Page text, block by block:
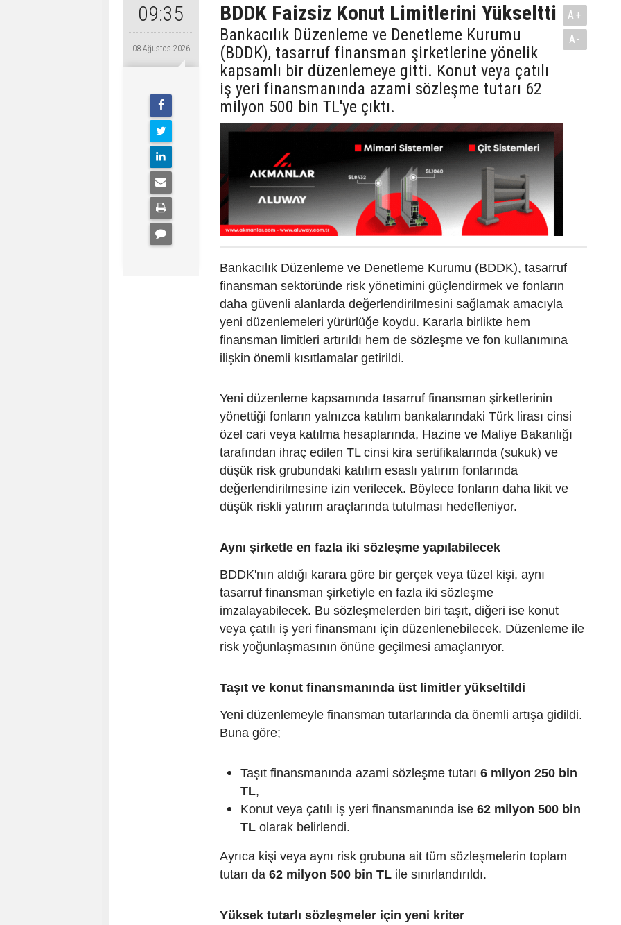
09:35
08 Ağustos 2026
BDDK Faizsiz Konut Limitlerini Yükseltti
Bankacılık Düzenleme ve Denetleme Kurumu
(BDDK), tasarruf finansman şirketlerine yönelik
kapsamlı bir düzenlemeye gitti. Konut veya çatılı
iş yeri finansmanında azami sözleşme tutarı 62
milyon 500 bin TL'ye çıktı.
A+
A-
Bankacılık Düzenleme ve Denetleme Kurumu (BDDK), tasarruf
finansman sektöründe risk yönetimini güçlendirmek ve fonların
daha güvenli alanlarda değerlendirilmesini sağlamak amacıyla
yeni düzenlemeleri yürürlüğe koydu. Kararla birlikte hem
finansman limitleri artırıldı hem de sözleşme ve fon kullanımına
ilişkin önemli kısıtlamalar getirildi.
Yeni düzenleme kapsamında tasarruf finansman şirketlerinin
yönettiği fonların yalnızca katılım bankalarındaki Türk lirası cinsi
özel cari veya katılma hesaplarında, Hazine ve Maliye Bakanlığı
tarafından ihraç edilen TL cinsi kira sertifikalarında (sukuk) ve
düşük risk grubundaki katılım esaslı yatırım fonlarında
değerlendirilmesine izin verilecek. Böylece fonların daha likit ve
düşük riskli yatırım araçlarında tutulması hedefleniyor.
Aynı şirketle en fazla iki sözleşme yapılabilecek
BDDK'nın aldığı karara göre bir gerçek veya tüzel kişi, aynı
tasarruf finansman şirketiyle en fazla iki sözleşme
imzalayabilecek. Bu sözleşmelerden biri taşıt, diğeri ise konut
veya çatılı iş yeri finansmanı için düzenlenebilecek. Düzenleme ile
risk yoğunlaşmasının önüne geçilmesi amaçlanıyor.
Taşıt ve konut finansmanında üst limitler yükseltildi
Yeni düzenlemeyle finansman tutarlarında da önemli artışa gidildi.
Buna göre;
Taşıt finansmanında azami sözleşme tutarı 6 milyon 250 bin
TL,
Konut veya çatılı iş yeri finansmanında ise 62 milyon 500 bin
TL olarak belirlendi.
Ayrıca kişi veya aynı risk grubuna ait tüm sözleşmelerin toplam
tutarı da 62 milyon 500 bin TL ile sınırlandırıldı.
Yüksek tutarlı sözleşmeler için yeni kriter